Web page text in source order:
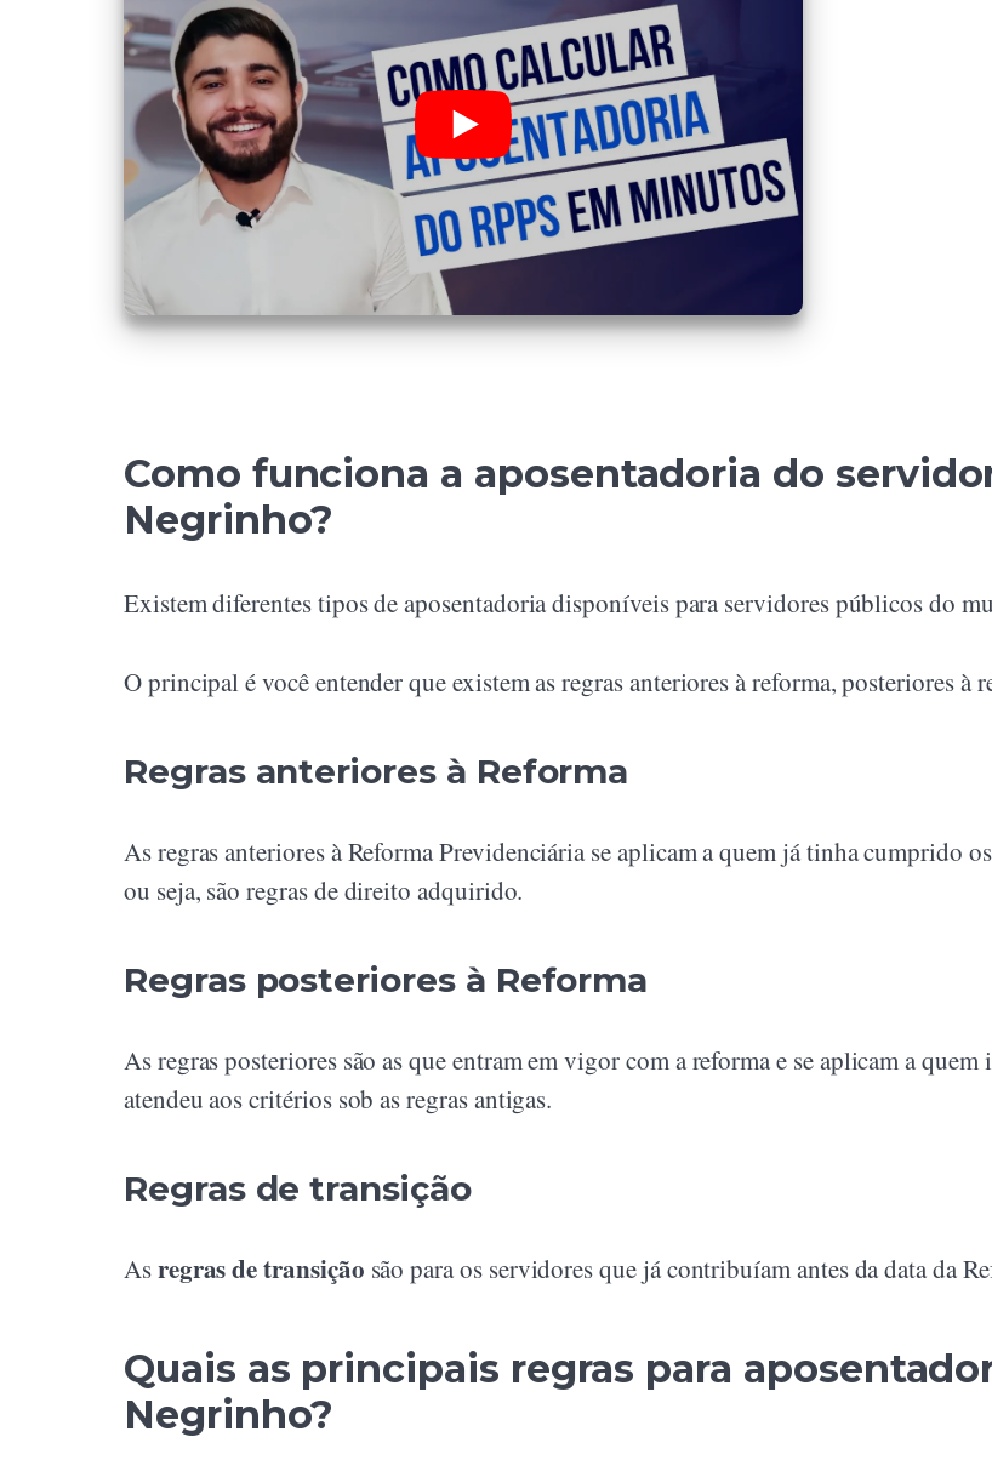
Como funciona a aposentadoria do
Negrinho?
Existem diferentes tipos de aposentadoria disponíveis para servidores públicos do
O principal é você entender que existem as regras anteriores à reforma, posteriores à
Regras anteriores à Reforma
As regras anteriores à Reforma Previdenciária se aplicam a quem já tinha cumprido
ou seja, são regras de direito adquirido.
Regras posteriores à Reforma
As regras posteriores são as que entram em vigor com a reforma e se aplicam a
atendeu aos critérios sob as regras antigas.
Regras de transição
Asregras de transição são para os servidores que já contribuíam antes da data da
Quais as principais regras para
Negrinho?